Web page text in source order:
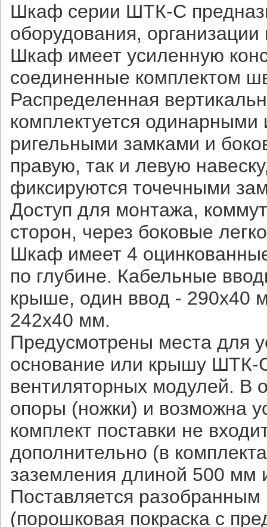
Шкаф серии ШТК-С
оборудования,
Шкаф имеет усиленную
соединенные комплектом
Распределенная
комплектуется
ригельными замками и
правую, так и левую
фиксируются точечными
Доступ для монтажа,
сторон, через боковые
Шкаф имеет 4
по глубине. Кабельные
крыше, один ввод - 290х40
242х40 мм.
Предусмотрены места для
основание или крышу ШТК-
вентиляторных модулей. В
опоры (ножки) и возможна
комплект поставки не
дополнительно (в
заземления длиной 500 мм
Поставляется
(порошковая покраска с